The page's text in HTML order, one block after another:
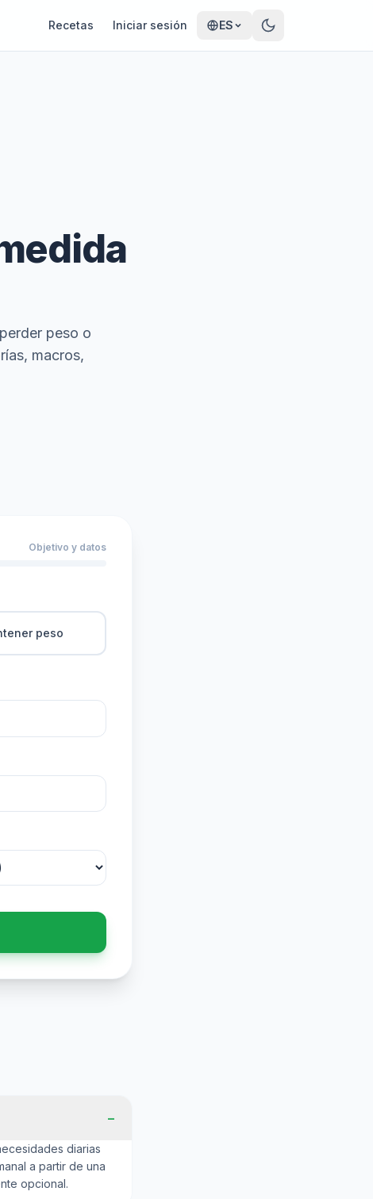
Recetas Iniciar sesión ES
peso o
macros,
Objetivo y datos
peso
−
diarias
a partir de una
opcional.